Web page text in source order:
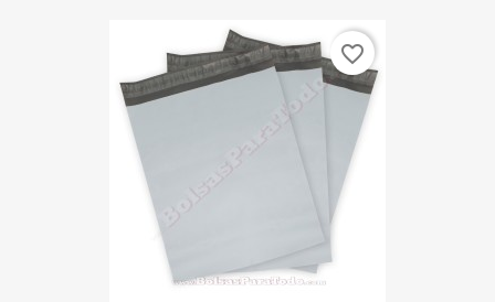
favorite_border